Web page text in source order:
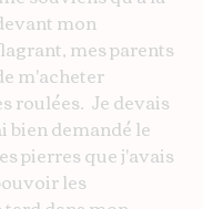
mon
mes parents
m'acheter
roulées.  Je devais
bien demandé le
pierres que j'avais
les